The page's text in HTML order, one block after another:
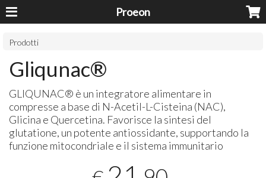
Proeon
Prodotti
Gliqunac®
GLIQUNAC® è un integratore alimentare in
compresse a base di N-Acetil-L-Cisteina (NAC),
Glicina e Quercetina. Favorisce la sintesi del
glutatione, un potente antiossidante, supportando la
funzione mitocondriale e il sistema immunitario